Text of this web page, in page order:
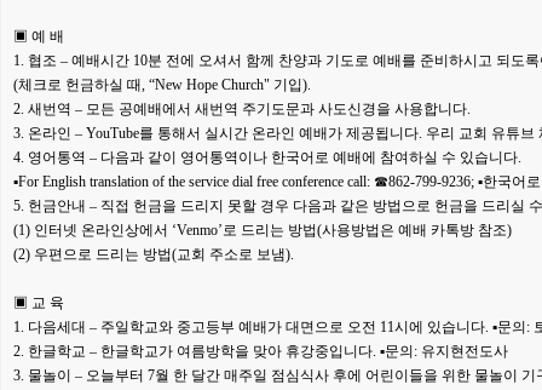
▣ 예 배
1. 협조 – 예배시간 10분 전에 오셔서 함께 찬양과 기도로 예배를 준비하시고 되도
(체크로 헌금하실 때, “New Hope Church" 기입).
2. 새번역 – 모든 공예배에서 새번역 주기도문과 사도신경을 사용합니다.
3. 온라인 – YouTube를 통해서 실시간 온라인 예배가 제공됩니다. 우리 교회 유튜
4. 영어통역 – 다음과 같이 영어통역이나 한국어로 예배에 참여하실 수 있습니다.
▪For English translation of the service dial free conference call: ☎862-799-9236; ▪한국
5. 헌금안내 – 직접 헌금을 드리지 못할 경우 다음과 같은 방법으로 헌금을 드리실
(1) 인터넷 온라인상에서 ‘Venmo’로 드리는 방법(사용방법은 예배 카톡방 참조)
(2) 우편으로 드리는 방법(교회 주소로 보냄).
▣ 교 육
1. 다음세대 – 주일학교와 중고등부 예배가 대면으로 오전 11시에 있습니다. ▪문의:
2. 한글학교 – 한글학교가 여름방학을 맞아 휴강중입니다. ▪문의: 유지현전도사
3. 물놀이 – 오늘부터 7월 한 달간 매주일 점심식사 후에 어린이들을 위한 물놀이